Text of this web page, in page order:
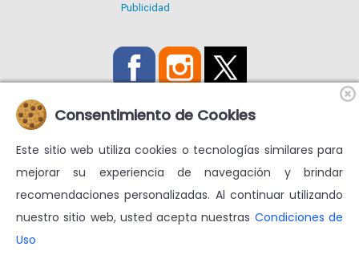
Publicidad
Utilizamos Cookies propias y de terceros para mejorar nuestros
servicios y mostrarte publicidad relacionada con tus
preferencias.
Más información enCondiciones de uso
Consentimiento de Cookies
Este sitio web utiliza cookies o tecnologías similares para
mejorar su experiencia de navegación y brindar
recomendaciones personalizadas. Al continuar utilizando
nuestro sitio web, usted acepta nuestras Condiciones de
Uso